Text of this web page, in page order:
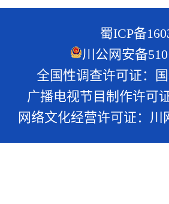
蜀ICP备
川公网安备
全国性调查许可证：
广播电视节目制作许可
网络文化经营许可证：川